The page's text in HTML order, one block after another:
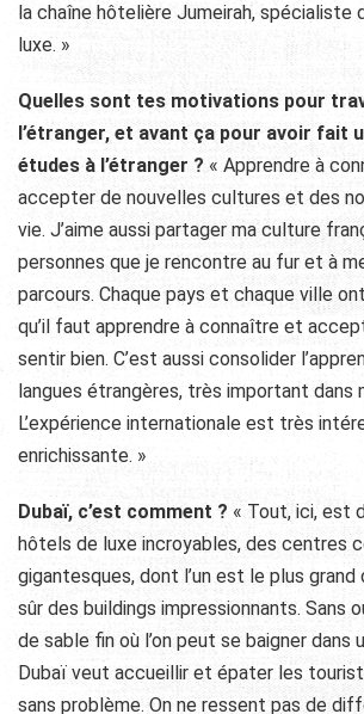
la chaîne hôtelière Jumeirah, spécialiste
luxe. »
Quelles sont tes motivations pour
l’étranger, et avant ça pour avoir fait
études à l’étranger ? « Apprendre à
accepter de nouvelles cultures et des
vie. J’aime aussi partager ma culture
personnes que je rencontre au fur et à
parcours. Chaque pays et chaque ville
qu’il faut apprendre à connaître et
sentir bien. C’est aussi consolider
langues étrangères, très important dans
L’expérience internationale est très
enrichissante. »
Dubaï, c’est comment ? « Tout, ici, est
hôtels de luxe incroyables, des centres
gigantesques, dont l’un est le plus grand
sûr des buildings impressionnants. Sans
de sable fin où l’on peut se baigner dans
Dubaï veut accueillir et épater les
sans problème. On ne ressent pas de